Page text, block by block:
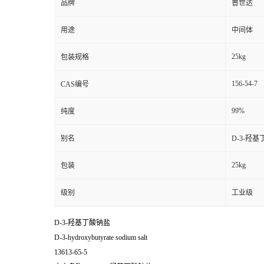
品牌 普世达
用途 中间体
包装规格 25kg
CAS编号 156-54-7
纯度 99%
别名 D-3-羟基
包装 25kg
级别 工业级
D-3-羟基丁酸钠盐
D-3-hydroxybutyrate sodium salt
13613-65-5